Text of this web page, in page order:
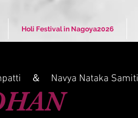
Holi Festival in Nagoya2026
＆ Navya Nataka Samiti